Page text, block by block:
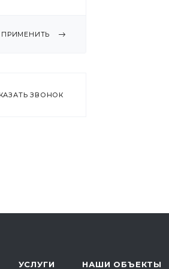
ПРИМЕНИТЬ
ЗВОНОК
УСЛУГИ НАШИ ОБЪЕКТЫ